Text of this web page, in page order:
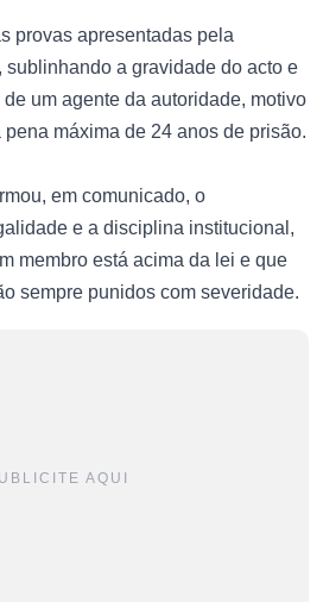
provas apresentadas pela
a gravidade do acto e
um agente da autoridade, motivo
máxima de 24 anos de prisão.
em comunicado, o
e a disciplina institucional,
membro está acima da lei e que
sempre punidos com severidade.
AQUI